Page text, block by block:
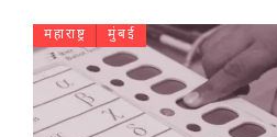
महाराष्ट्र मुंबई